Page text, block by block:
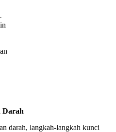
Darah
darah, langkah-langkah kunci